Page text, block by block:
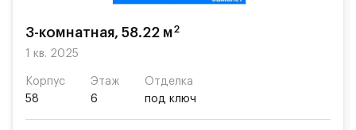
возможность посещения частной гимназии
Для автомобилистов — закрытые озеленённые
Территория квартала приватная, въезд
осуществляется по пропускам.#yan19-2r1509312#
3-комнатная, 58.22 м2
1 кв. 2025
Корпус
58
Этаж
6
Отделка
под ключ